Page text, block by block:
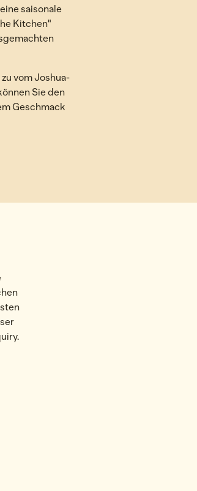
saisonale
Kitchen"
vom Joshua-
Sie den
Geschmack